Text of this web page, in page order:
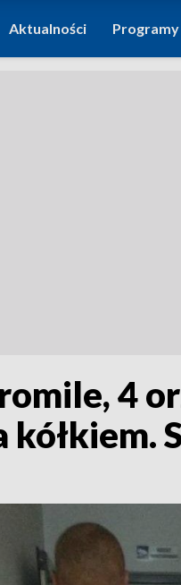
Aktualności Programy
4
kółkiem.